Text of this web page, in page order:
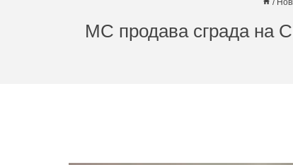
/
МС продава сграда на